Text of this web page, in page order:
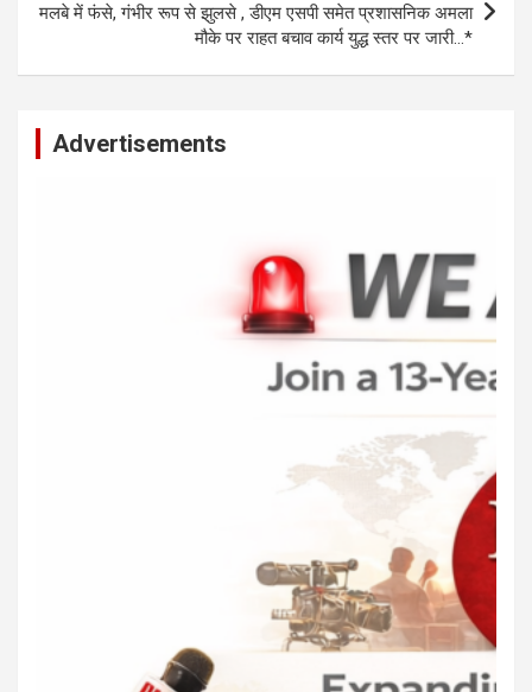
मलबे में फंसे, गंभीर रूप से झुलसे , डीएम एसपी समेत प्रशासनिक अमला
मौके पर राहत बचाव कार्य युद्ध स्तर पर जारी…*
Advertisements